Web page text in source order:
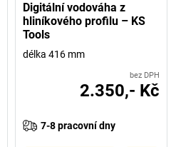
Digitální vodováha z
hliníkového profilu – KS
Tools
délka 416 mm
bez DPH
2.350,- Kč
7-8 pracovní dny